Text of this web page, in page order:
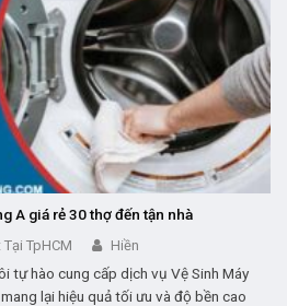
A giá rẻ 30 thợ đến tận nhà
TpHCM Hiền
tự hào cung cấp dịch vụ Vệ Sinh Máy
lại hiệu quả tối ưu và độ bền cao